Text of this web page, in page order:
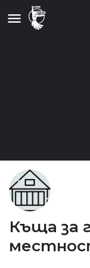
Къща за